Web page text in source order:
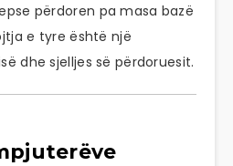
përdoren pa masa bazë
e tyre është një
dhe sjelljes së përdoruesit.